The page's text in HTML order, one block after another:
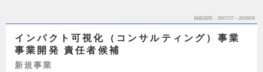
掲載期間 26/07/27～26/08/09
インパクト可視化（コンサルティング）事業
事業開発 責任者候補
新規事業